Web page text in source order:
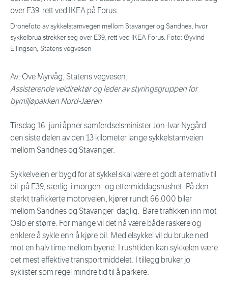
Dronefoto av sykkelstamvegen mellom Stavanger og Sandnes, hvor
sykkelbrua strekker seg over E39, rett ved IKEA Forus. Foto: Øyvind
Ellingsen, Statens vegvesen
Av: Ove Myrvåg, Statens vegvesen,
Assisterende veidirektør og leder av styringsgruppen for
bymiljøpakken Nord-Jæren
Tirsdag 16. juni åpner samferdselsminister Jon-Ivar Nygård
den siste delen av den 13 kilometer lange sykkelstamveien
mellom Sandnes og Stavanger.
Sykkelveien er bygd for at sykkel skal være et godt alternativ til
bil på E39, særlig i morgen- og ettermiddagsrushet. På den
sterkt trafikkerte motorveien, kjører rundt 66.000 biler
mellom Sandnes og Stavanger daglig. Bare trafikken inn mot
Oslo er større. For mange vil det nå være både raskere og
enklere å sykle enn å kjøre bil. Med elsykkel vil du bruke ned
mot en halv time mellom byene. I rushtiden kan sykkelen være
det mest effektive transportmiddelet. I tillegg bruker jo
syklister som regel mindre tid til å parkere.